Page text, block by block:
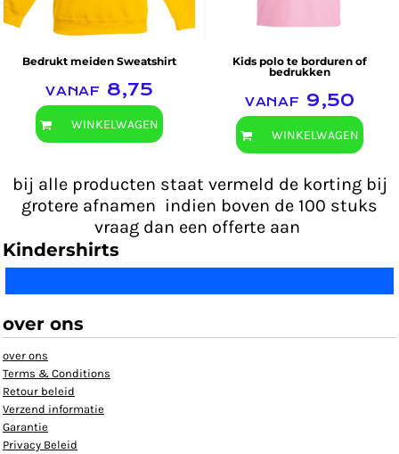
Bedrukt meiden Sweatshirt
vanaf 8,75
WINKELWAGEN
Kids polo te borduren of
bedrukken
vanaf 9,50
WINKELWAGEN
bij alle producten staat vermeld de korting bij
grotere afnamen indien boven de 100 stuks
vraag dan een offerte aan
Kindershirts
over ons
over ons
Terms & Conditions
Retour beleid
Verzend informatie
Garantie
Privacy Beleid